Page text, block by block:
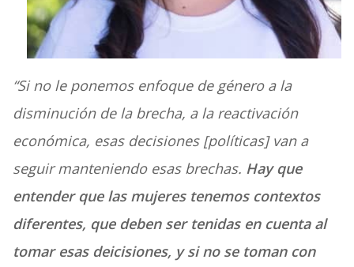
“Si no le ponemos enfoque de género a la
disminución de la brecha, a la reactivación
económica, esas decisiones [políticas] van a
seguir manteniendo esas brechas. Hay que
entender que las mujeres tenemos contextos
diferentes, que deben ser tenidas en cuenta al
tomar esas deicisiones, y si no se toman con